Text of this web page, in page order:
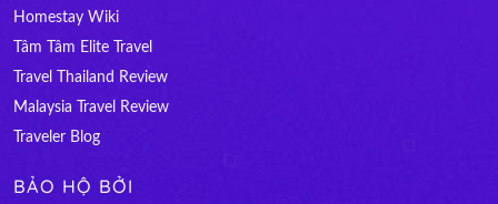
Homestay Wiki
Tâm Tâm Elite Travel
Travel Thailand Review
Malaysia Travel Review
Traveler Blog
BẢO HỘ BỞI